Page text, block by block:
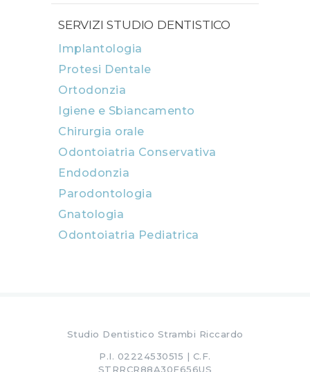
SERVIZI STUDIO DENTISTICO
Implantologia
Protesi Dentale
Ortodonzia
Igiene e Sbiancamento
Chirurgia orale
Odontoiatria Conservativa
Endodonzia
Parodontologia
Gnatologia
Odontoiatria Pediatrica
Studio Dentistico Strambi Riccardo
P.I. 02224530515 | C.F.
STRRCR88A30F656US